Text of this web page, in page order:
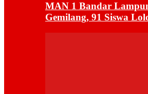
MAN 1 Bandar
Gemilang, 91 Siswa